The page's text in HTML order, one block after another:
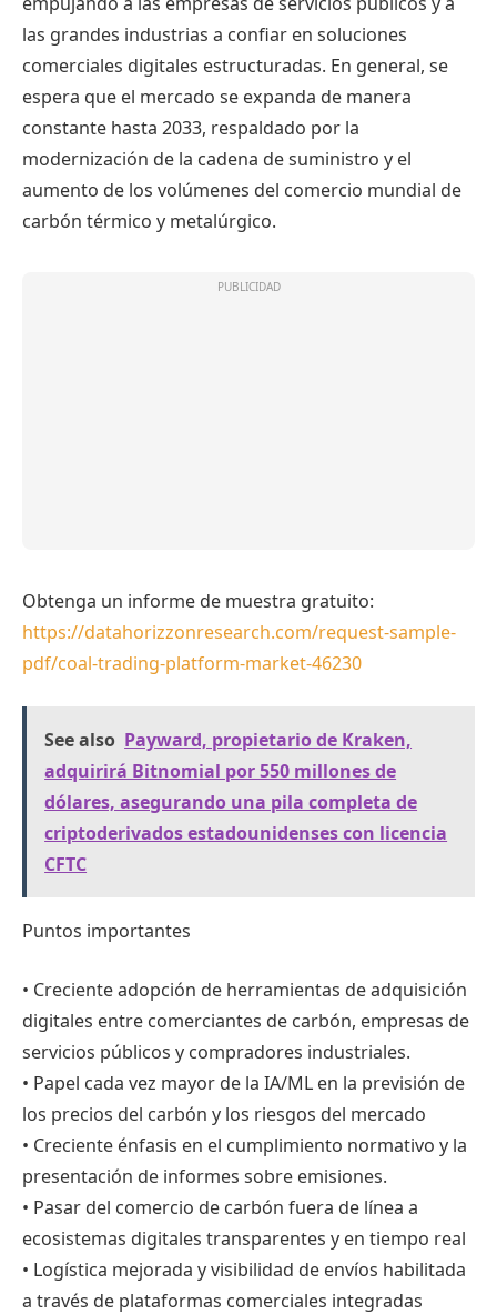
las grandes industrias a confiar en soluciones
comerciales digitales estructuradas. En general, se
espera que el mercado se expanda de manera
constante hasta 2033, respaldado por la
modernización de la cadena de suministro y el
aumento de los volúmenes del comercio mundial de
carbón térmico y metalúrgico.
Obtenga un informe de muestra gratuito:
https://datahorizzonresearch.com/request-sample-
pdf/coal-trading-platform-market-46230
See also Payward, propietario de Kraken,
adquirirá Bitnomial por 550 millones de
dólares, asegurando una pila completa de
criptoderivados estadounidenses con licencia
CFTC
Puntos importantes
• Creciente adopción de herramientas de adquisición
digitales entre comerciantes de carbón, empresas de
servicios públicos y compradores industriales.
• Papel cada vez mayor de la IA/ML en la previsión de
los precios del carbón y los riesgos del mercado
• Creciente énfasis en el cumplimiento normativo y la
presentación de informes sobre emisiones.
• Pasar del comercio de carbón fuera de línea a
ecosistemas digitales transparentes y en tiempo real
• Logística mejorada y visibilidad de envíos habilitada
a través de plataformas comerciales integradas